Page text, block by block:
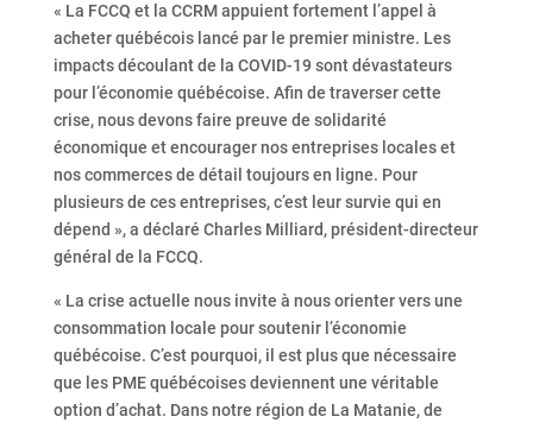
« La FCCQ et la CCRM appuient fortement l’appel à
acheter québécois lancé par le premier ministre. Les
impacts découlant de la COVID-19 sont dévastateurs
pour l’économie québécoise. Afin de traverser cette
crise, nous devons faire preuve de solidarité
économique et encourager nos entreprises locales et
nos commerces de détail toujours en ligne. Pour
plusieurs de ces entreprises, c’est leur survie qui en
dépend », a déclaré Charles Milliard, président-directeur
général de la FCCQ.
« La crise actuelle nous invite à nous orienter vers une
consommation locale pour soutenir l’économie
québécoise. C’est pourquoi, il est plus que nécessaire
que les PME québécoises deviennent une véritable
option d’achat. Dans notre région de La Matanie, de